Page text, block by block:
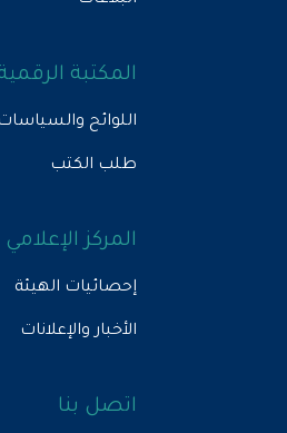
المكتبة الرقمية
اللوائح والسياسات
طلب الكتب
المركز الإعلامي
إحصائيات الهيئة
الأخبار والإعلانات
اتصل بنا